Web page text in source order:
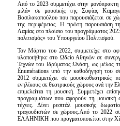
Από το 2023 συμμετέχει στην μονόπρακτη
μιλά» σε μουσικής της Σοφίας
Βασιλακοπούλου που παρουσιάζεται σε
της περιφέρειας. Η πρώτη παρουσιάση
Λαμίας στο πλαίσιο του προγράμματος
πολιτισμός» του Υπουργείου Πολιτισμού.
Τον Μάρτιο του 2022, συμμετείχε στο
υλοποιήθηκε στο Ωδείο Αθηνών σε
Τεχνών του Ιδρύματος Ωνάση, ως μέλος
Énumérations υπό την καθοδήγηση του
2012 συμμετέχει σε μουσικοθεατρικές
ενηλίκους σε θεατρικούς χώρους ανά την
επιμελείται τη μουσική. Συμμετέχει
προγραμμάτων που αφορούν τη μουσική
τέχνες. Δίνει ρεσιτάλ μουσικής
τραγουδιστών σε χώρους.Από το 2022
ΕΛΛΗΝΙΚΗ που πραγματοποιείται στην